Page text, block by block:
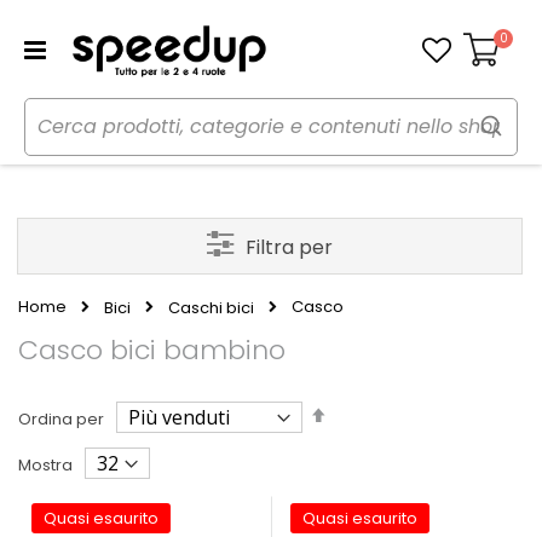
Carrello
0
Home Bici Caschi bici Casco
Casco bici bambino
Ordina per
Imposta
Mostra
Quasi esaurito Quasi esaurito
Filtra per